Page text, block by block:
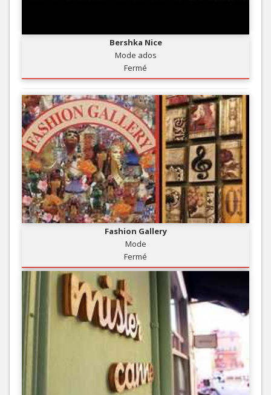
Bershka Nice
Mode ados
Fermé
Fashion Gallery
Mode
Fermé